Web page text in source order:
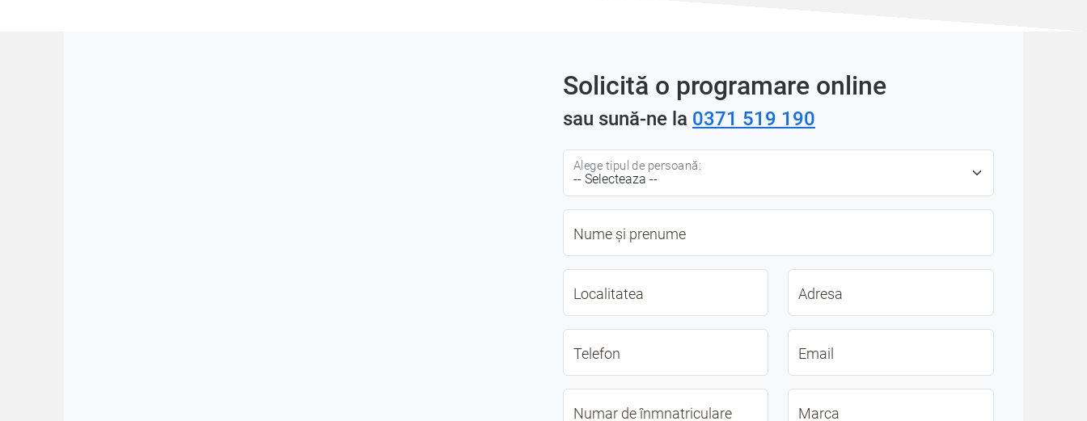
Solicită o programare online
sau sună-ne la 0371 519 190
Alege tipul de persoană:
Nume și prenume
Localitatea Adresa
Telefon Email
Numar de înmnatriculare Marca